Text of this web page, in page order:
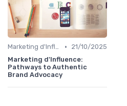
Marketing d'Influence •
21/10/2025
Marketing d'Influence:
Pathways to Authentic
Brand Advocacy